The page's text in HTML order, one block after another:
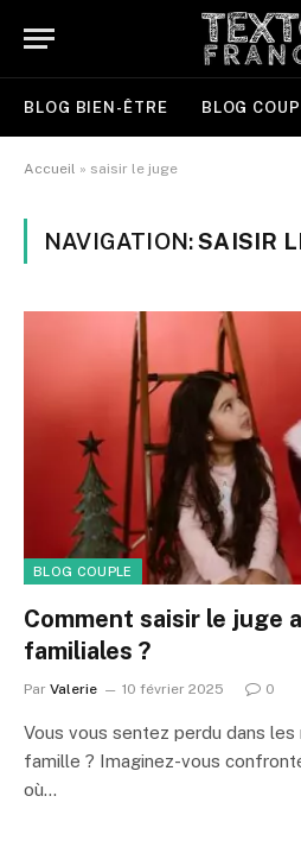
BLOG BIEN-ÊTRE BLOG
Accueil » saisir le juge
NAVIGATION:SAISIR
BLOG COUPLE
Comment saisir le juge
familiales ?
Par Valerie 10 février 2025 0
Vous vous sentez perdu dans
famille ? Imaginez-vous
où…